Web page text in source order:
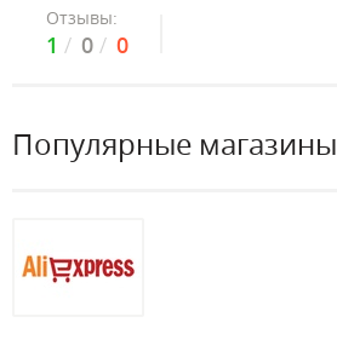
Отзывы:
1 0 0
Популярные магазины